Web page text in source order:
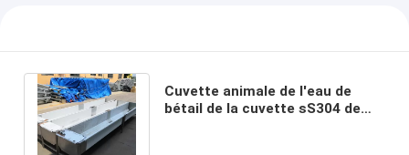
Cuvette animale de l'eau de
bétail de la cuvette sS304 de